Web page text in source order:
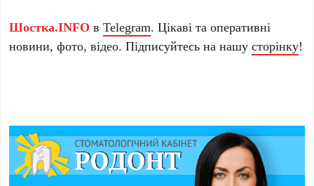
Шостка.INFO вTelegram. Цікаві та оперативні
новини, фото, відео. Підписуйтесь на нашусторінку!